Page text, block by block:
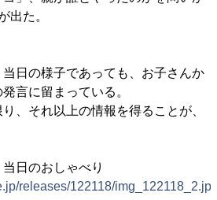
出た。
日の様子であっても、お子さんか
言に留まっている。
、それ以上の情報を得ることが、
日のおしゃべり
releases/122118/